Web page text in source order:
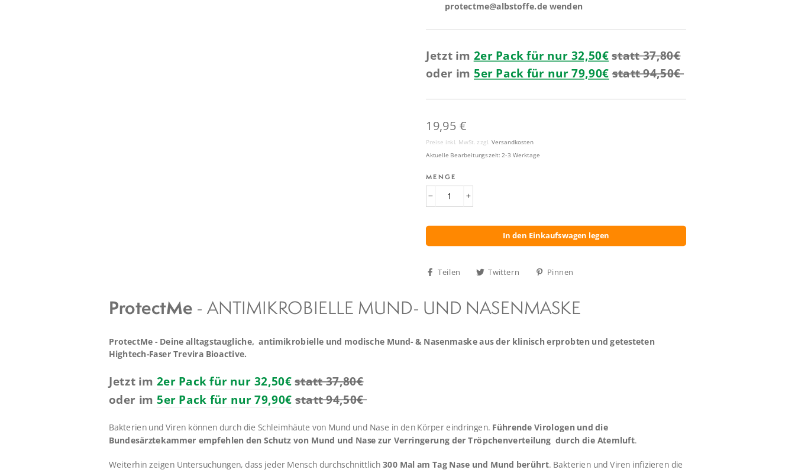
protectme@albstoffe.de wenden
Jetzt im 2er Pack für nur 32,50€ statt 37,80€
oder im 5er Pack für nur 79,90€ statt 94,50€
Normaler
Preis
19,95 €
Preise inkl. MwSt. zzgl. Versandkosten
Aktuelle Bearbeitungszeit: 2-3 Werktage
MENGE
In den Einkaufswagen legen
Teilen
Auf
Twittern
Auf
Pinnen
ProtectMe - ANTIMIKROBIELLE MUND- UND NASENMASKE
ProtectMe - Deine alltagstaugliche, antimikrobielle und modische Mund- & Nasenmaske aus der klinisch erprobten und getesteten
Hightech-Faser Trevira Bioactive.
Jetzt im 2er Pack für nur 32,50€ statt 37,80€
oder im 5er Pack für nur 79,90€ statt 94,50€
Bakterien und Viren können durch die Schleimhäute von Mund und Nase in den Körper eindringen. Führende Virologen und die
Bundesärztekammer empfehlen den Schutz von Mund und Nase zur Verringerung der Tröpchenverteilung durch die Atemluft.
Weiterhin zeigen Untersuchungen, dass jeder Mensch durchschnittlich300 Mal am Tag Nase und Mund berührt. Bakterien und Viren infizieren die